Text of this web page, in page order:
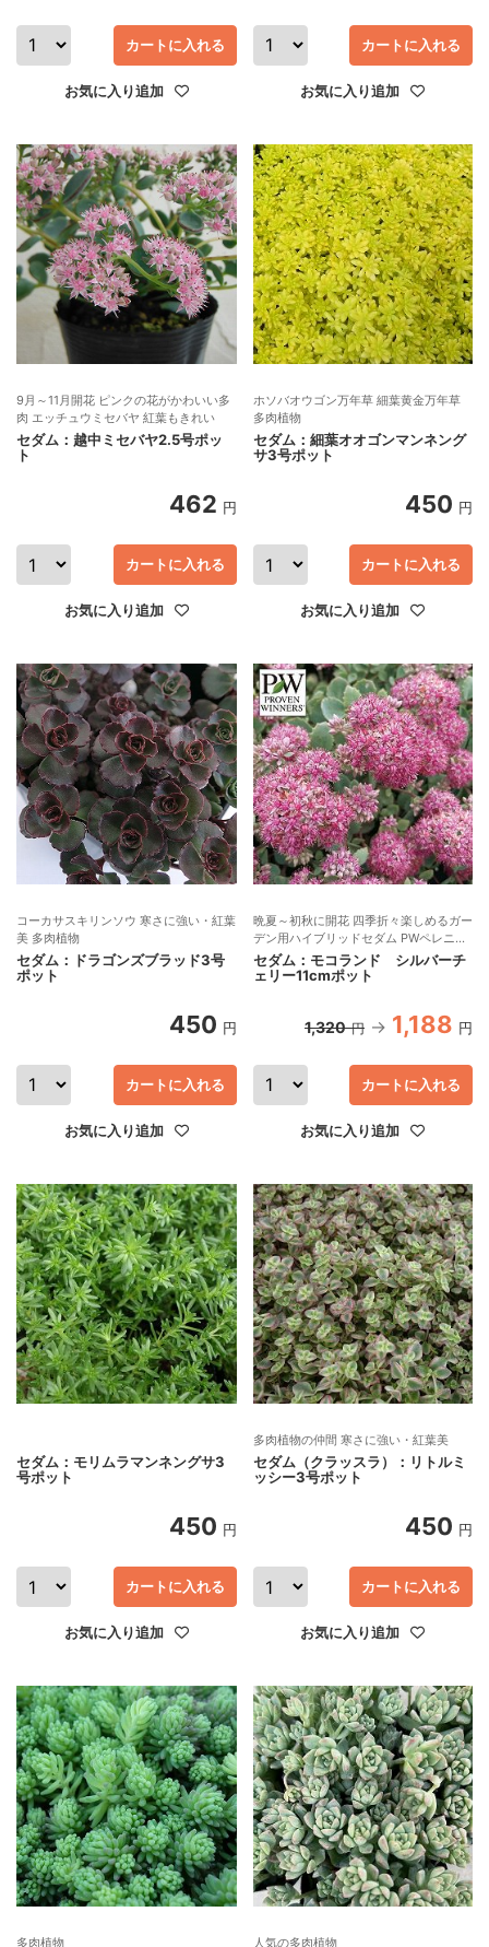
お気に入り追加
カートに入れる
お気に入り追加
カートに入れる
9月～11月開花 ピンクの花がかわいい多
肉 エッチュウミセバヤ 紅葉もきれい
セダム：越中ミセバヤ2.5号ポッ
ト
462 円
お気に入り追加
カートに入れる
ホソバオウゴン万年草 細葉黄金万年草
多肉植物
セダム：細葉オオゴンマンネング
サ3号ポット
450 円
お気に入り追加
カートに入れる
コーカサスキリンソウ 寒さに強い・紅葉
美 多肉植物
セダム：ドラゴンズブラッド3号
ポット
450 円
お気に入り追加
カートに入れる
晩夏～初秋に開花 四季折々楽しめるガー
デン用ハイブリッドセダム PWペレニア
ル
セダム：モコランド シルバーチ
ェリー11cmポット
1,320 円 1,188 円
お気に入り追加
カートに入れる
セダム：モリムラマンネングサ3
号ポット
450 円
お気に入り追加
カートに入れる
多肉植物の仲間 寒さに強い・紅葉美
セダム（クラッスラ）：リトルミ
ッシー3号ポット
450 円
お気に入り追加
カートに入れる
多肉植物 人気の多肉植物